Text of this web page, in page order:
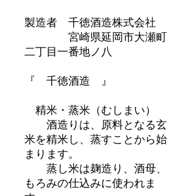
製造者 千徳酒造株式会社
宮崎県延岡市大瀬町
二丁目一番地ノ八
『 千徳酒造 』
精米・蒸米（むしまい）
酒造りは、原料となる玄
米を精米し、蒸すことから始
まります。
蒸し米は麹造り、酒母、
もろみの仕込みに使われま